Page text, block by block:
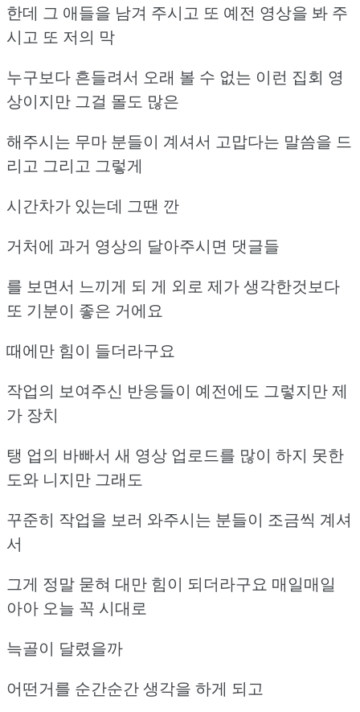
한데 그 애들을 남겨 주시고 또 예전 영상을 봐 주
시고 또 저의 막
누구보다 흔들려서 오래 볼 수 없는 이런 집회 영
상이지만 그걸 몰도 많은
해주시는 무마 분들이 계셔서 고맙다는 말씀을 드
리고 그리고 그렇게
시간차가 있는데 그땐 깐
거처에 과거 영상의 달아주시면 댓글들
를 보면서 느끼게 되 게 외로 제가 생각한것보다
또 기분이 좋은 거에요
때에만 힘이 들더라구요
작업의 보여주신 반응들이 예전에도 그렇지만 제
가 장치
탱 업의 바빠서 새 영상 업로드를 많이 하지 못한
도와 니지만 그래도
꾸준히 작업을 보러 와주시는 분들이 조금씩 계셔
서
그게 정말 묻혀 대만 힘이 되더라구요 매일매일
아아 오늘 꼭 시대로
늑골이 달렸을까
어떤거를 순간순간 생각을 하게 되고